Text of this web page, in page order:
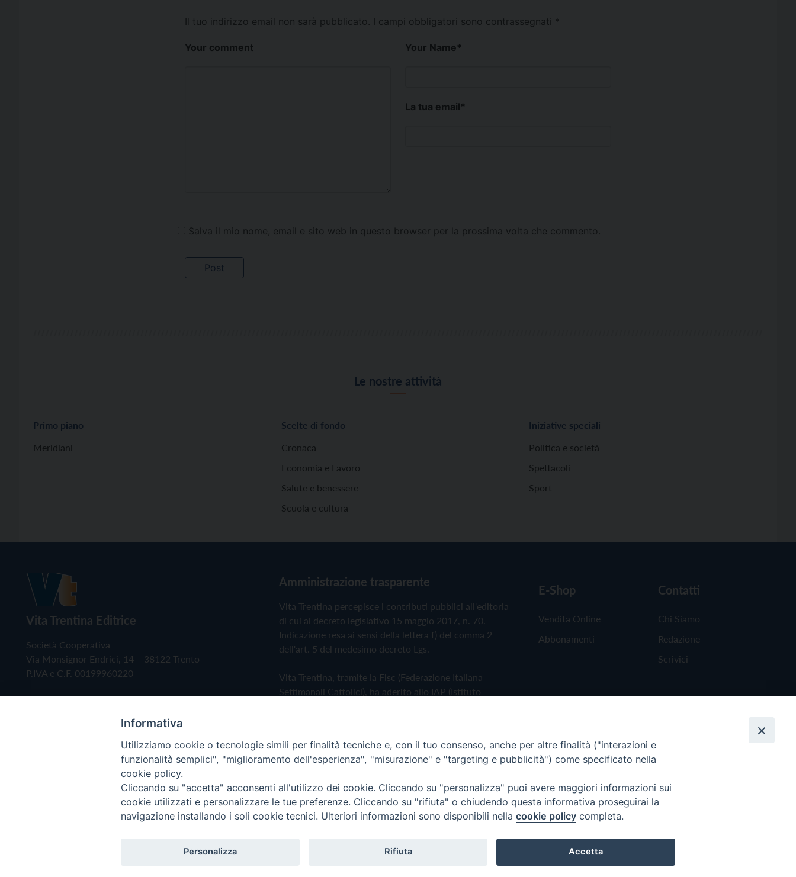
Il tuo indirizzo email non sarà pubblicato. I campi obbligatori sono contrassegnati *
Your comment Your Name*
La tua email*
Salva il mio nome, email e sito web in questo browser per la prossima volta che commento.
Le nostre attività
Primo piano
Meridiani
Scelte di fondo
Cronaca
Economia e Lavoro
Salute e benessere
Scuola e cultura
Iniziative speciali
Politica e società
Spettacoli
Sport
Vita Trentina Editrice
Società Cooperativa
Via Monsignor Endrici, 14 – 38122 Trento
P.IVA e C.F. 00199960220
Amministrazione trasparente
Vita Trentina percepisce i contributi pubblici all'editoria
di cui al decreto legislativo 15 maggio 2017, n. 70.
Indicazione resa ai sensi della lettera f) del comma 2
dell'art. 5 del medesimo decreto Lgs.
Vita Trentina, tramite la Fisc (Federazione Italiana
Settimanali Cattolici), ha aderito allo IAP (Istituto
Privacy Policy Cookie Policy
E-Shop
Vendita Online
Abbonamenti
Contatti
Chi Siamo
Redazione
Scrivici
Copyright © 2019 - Tutti i diritti riservati - Vita Trentina Editrice
Informativa
Utilizziamo cookie o tecnologie simili per finalità tecniche e, con il tuo consenso, anche per altre finalità ("interazioni e
funzionalità semplici", "miglioramento dell'esperienza", "misurazione" e "targeting e pubblicità") come specificato nella
cookie policy.
Cliccando su "accetta" acconsenti all'utilizzo dei cookie. Cliccando su "personalizza" puoi avere maggiori informazioni sui
cookie utilizzati e personalizzare le tue preferenze. Cliccando su "rifiuta" o chiudendo questa informativa proseguirai la
navigazione installando i soli cookie tecnici. Ulteriori informazioni sono disponibili nella cookie policy completa.
Personalizza Rifiuta Accetta